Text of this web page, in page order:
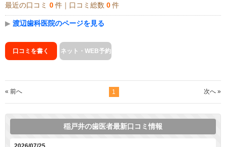
最近の口コミ 0 件｜口コミ総数 0 件
▶ 渡辺歯科医院のページを見る
口コミを書く ネット・WEB予約
« 前へ 1 次へ »
稲戸井の歯医者最新口コミ情報